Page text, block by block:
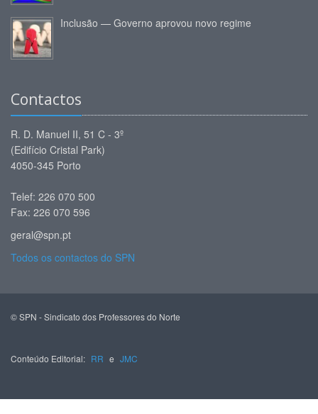
Inclusão — Governo aprovou novo regime
Contactos
R. D. Manuel II, 51 C - 3º
(Edifício Cristal Park)
4050-345 Porto
Telef: 226 070 500
Fax: 226 070 596
geral@spn.pt
Todos os contactos do SPN
© SPN - Sindicato dos Professores do Norte
Conteúdo Editorial: RR e JMC